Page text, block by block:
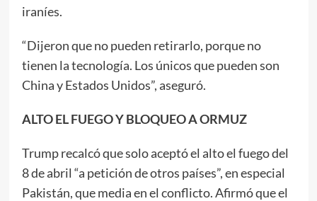
iraníes.
“Dijeron que no pueden retirarlo, porque no
tienen la tecnología. Los únicos que pueden son
China y Estados Unidos”, aseguró.
ALTO EL FUEGO Y BLOQUEO A ORMUZ
Trump recalcó que solo aceptó el alto el fuego del
8 de abril “a petición de otros países”, en especial
Pakistán, que media en el conflicto. Afirmó que el